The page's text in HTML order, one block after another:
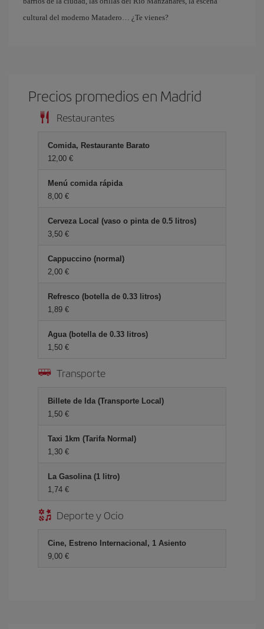
cultural del moderno Matadero… ¿Te vienes?
Precios promedios en Madrid
Restaurantes
Comida, Restaurante Barato
12,00
Menú comida rápida
8,00
Cerveza Local (vaso o pinta de 0.5 litros)
3,50
Cappuccino (normal)
2,00
Refresco (botella de 0.33 litros)
1,89
Agua (botella de 0.33 litros)
1,50
Transporte
Billete de Ida (Transporte Local)
1,50
Taxi 1km (Tarifa Normal)
1,30
La Gasolina (1 litro)
1,74
Deporte y Ocio
Cine, Estreno Internacional, 1 Asiento
9,00